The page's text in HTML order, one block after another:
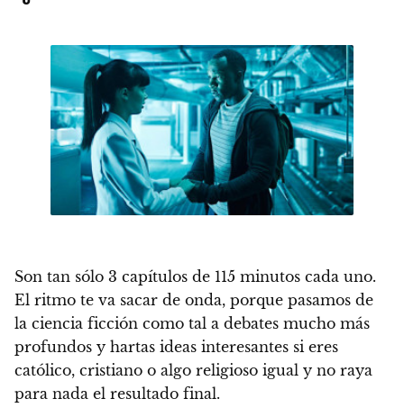
Son tan sólo 3 capítulos de 115 minutos cada uno.
El ritmo te va sacar de onda, porque pasamos de
la ciencia ficción como tal a debates mucho más
profundos y hartas ideas interesantes si eres
católico, cristiano o algo religioso igual y no raya
para nada el resultado final.